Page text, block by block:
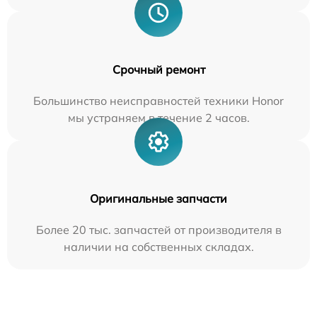
Срочный ремонт
Большинство неисправностей техники Honor
мы устраняем в течение 2 часов.
Оригинальные запчасти
Более 20 тыс. запчастей от производителя в
наличии на собственных складах.